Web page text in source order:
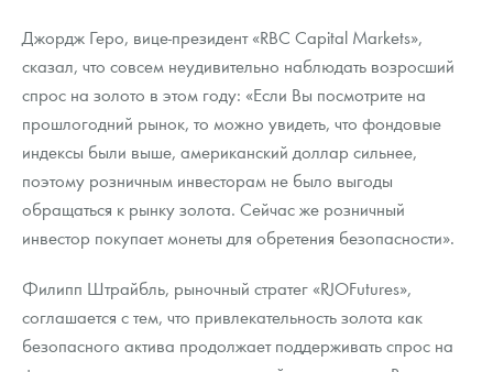
Джордж Геро, вице-президент «RBC Capital Markets»,
сказал, что совсем неудивительно наблюдать возросший
спрос на золото в этом году: «Если Вы посмотрите на
прошлогодний рынок, то можно увидеть, что фондовые
индексы были выше, американский доллар сильнее,
поэтому розничным инвесторам не было выгоды
обращаться к рынку золота. Сейчас же розничный
инвестор покупает монеты для обретения безопасности».
Филипп Штрайбль, рыночный стратег «RJOFutures»,
соглашается с тем, что привлекательность золота как
безопасного актива продолжает поддерживать спрос на